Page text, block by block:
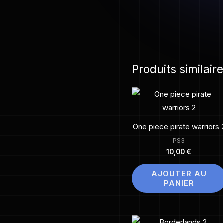
Produits
One piece pirate warriors
PS3
10,00 €
AJOUTER AU
PANIER